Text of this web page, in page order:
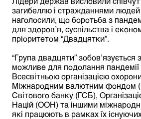
загибеллю і стражданнями людей
наголосили, що боротьба з
для здоров’я, суспільства і
пріоритетом “Двадцятки”.
“Група двадцяти” зобов’язується
можливе для подолання
Всесвітньою організацією
Міжнародним валютним фондом
Світового банку (ГСБ),
Націй (ООН) та іншими
які працюють в рамках їх